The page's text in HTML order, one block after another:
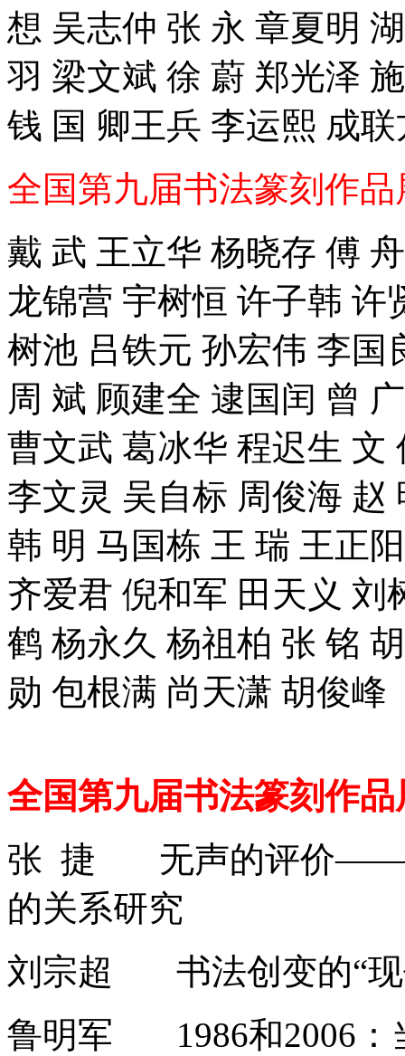
想 吴志仲 张 永 章夏明
羽 梁文斌 徐 蔚 郑光泽
钱 国 卿王兵 李运熙 成
全国第九届书法篆刻作
戴 武 王立华 杨晓存 傅
龙锦营 宇树恒 许子韩 许
树池 吕铁元 孙宏伟 李国
周 斌 顾建全 逮国闰 曾
曹文武 葛冰华 程迟生 文
李文灵 吴自标 周俊海 赵
韩 明 马国栋 王 瑞 王正
齐爱君 倪和军 田天义 刘
鹤 杨永久 杨祖柏 张 铭
勋 包根满 尚天潇 胡俊峰
全国第九届书法篆刻作
张 捷 无声的评价——
的关系研究
刘宗超 书法创变的“现
鲁明军 1986和2006：